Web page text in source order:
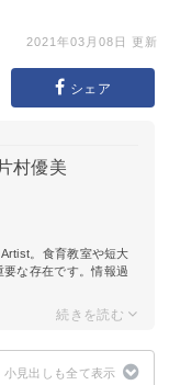
2021年03月08日 更新
シェア
村優美
Artist。食育教室や短大
な存在です。情報過